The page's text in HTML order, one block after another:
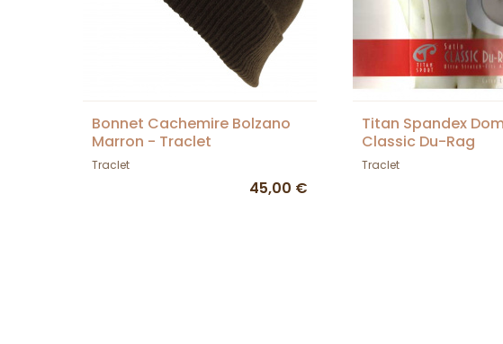
Bonnet Cachemire Bolzano
Marron - Traclet
Traclet
45,00 €
Titan Spandex
Classic Du-Rag
Traclet